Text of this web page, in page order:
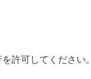
許可してください。